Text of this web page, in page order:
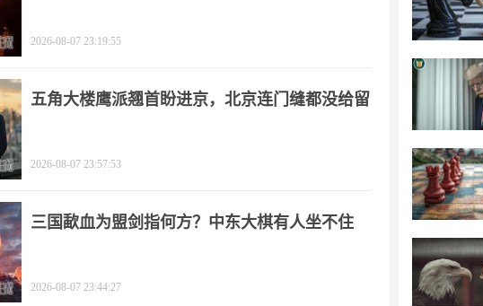
2026-08-07 23:19:55
五角大楼鹰派翘首盼进京，北京连门缝都没给留
2026-08-07 23:57:53
三国歃血为盟剑指何方？中东大棋有人坐不住
2026-08-07 23:44:27